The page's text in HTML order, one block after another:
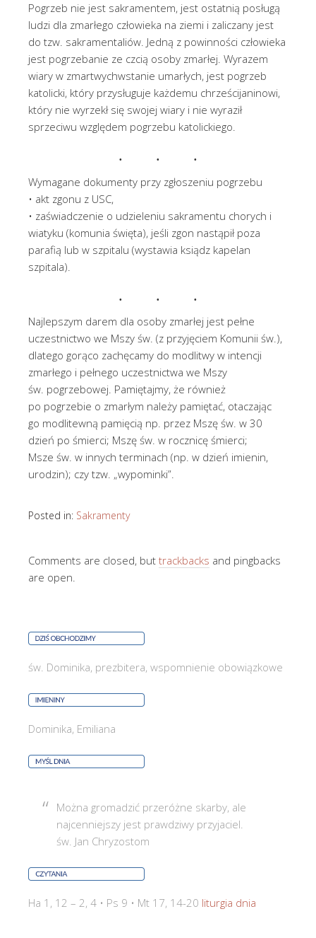
Pogrzeb nie jest sakramentem, jest ostatnią posługą
ludzi dla zmarłego człowieka na ziemi i zaliczany jest
do tzw. sakramentaliów. Jedną z powinności człowieka
jest pogrzebanie ze czcią osoby zmarłej. Wyrazem
wiary w zmartwychwstanie umarłych, jest pogrzeb
katolicki, który przysługuje każdemu chrześcijaninowi,
który nie wyrzekł się swojej wiary i nie wyraził
sprzeciwu względem pogrzebu katolickiego.
Wymagane dokumenty przy zgłoszeniu pogrzebu
• akt zgonu z USC,
• zaświadczenie o udzieleniu sakramentu chorych i
wiatyku (komunia święta), jeśli zgon nastąpił poza
parafią lub w szpitalu (wystawia ksiądz kapelan
szpitala).
Najlepszym darem dla osoby zmarłej jest pełne
uczestnictwo we Mszy św. (z przyjęciem Komunii św.),
dlatego gorąco zachęcamy do modlitwy w intencji
zmarłego i pełnego uczestnictwa we Mszy
św. pogrzebowej. Pamiętajmy, że również
po pogrzebie o zmarłym należy pamiętać, otaczając
go modlitewną pamięcią np. przez Mszę św. w 30
dzień po śmierci; Mszę św. w rocznicę śmierci;
Msze św. w innych terminach (np. w dzień imienin,
urodzin); czy tzw. „wypominki”.
Posted in: Sakramenty
Comments are closed, but trackbacks and pingbacks
are open.
św. Dominika, prezbitera, wspomnienie obowiązkowe
Dominika, Emiliana
Można gromadzić przeróżne skarby, ale
najcenniejszy jest prawdziwy przyjaciel.
św. Jan Chryzostom
Ha 1, 12 – 2, 4 • Ps 9 • Mt 17, 14-20 liturgia dnia